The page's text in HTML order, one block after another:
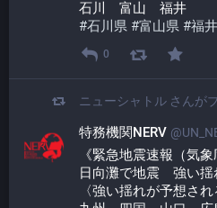
石川　富山　福井
#石川県 #富山県 #福
0
ニューシャトル さんが
特務機関NERV
《緊急地震速報（気象
日向灘で地震　強い
〈強い揺れが予想され